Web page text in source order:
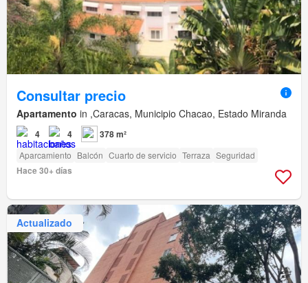
Consultar precio
Apartamento in ,Caracas, Municipio Chacao, Estado Miranda
4 4 378 m²
Aparcamiento Balcón Cuarto de servicio Terraza Seguridad
Hace 30+ días
Actualizado